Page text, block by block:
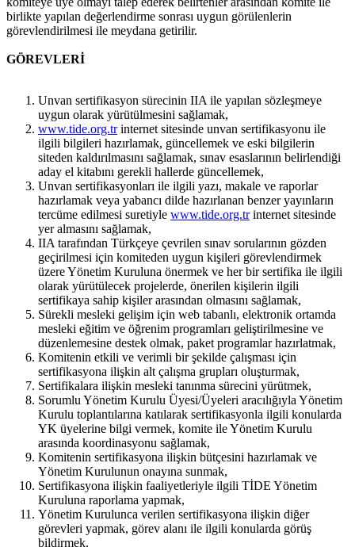
birlikte yapılan değerlendirme sonrası uygun görülenlerin
görevlendirilmesi ile meydana getirilir.
GÖREVLERİ
Unvan sertifikasyon sürecinin IIA ile yapılan sözleşmeye
uygun olarak yürütülmesini sağlamak,
www.tide.org.trinternet sitesinde unvan sertifikasyonu ile
ilgili bilgileri hazırlamak, güncellemek ve eski bilgilerin
siteden kaldırılmasını sağlamak, sınav esaslarının belirlendiği
aday el kitabını gerekli hallerde güncellemek,
Unvan sertifikasyonları ile ilgili yazı, makale ve raporlar
hazırlamak veya yabancı dilde hazırlanan benzer yayınların
tercüme edilmesi suretiyle www.tide.org.trinternet sitesinde
yer almasını sağlamak,
IIA tarafından Türkçeye çevrilen sınav sorularının gözden
geçirilmesi için komiteden uygun kişileri görevlendirmek
üzere Yönetim Kuruluna önermek ve her bir sertifika ile ilgili
olarak yürütülecek projelerde, önerilen kişilerin ilgili
sertifikaya sahip kişiler arasından olmasını sağlamak,
Sürekli mesleki gelişim için web tabanlı, elektronik ortamda
mesleki eğitim ve öğrenim programları geliştirilmesine ve
düzenlemesine destek olmak, paket programlar hazırlatmak,
Komitenin etkili ve verimli bir şekilde çalışması için
sertifikasyona ilişkin alt çalışma grupları oluşturmak,
Sertifikalara ilişkin mesleki tanınma sürecini yürütmek,
Sorumlu Yönetim Kurulu Üyesi/Üyeleri aracılığıyla Yönetim
Kurulu toplantılarına katılarak sertifikasyonla ilgili konularda
YK üyelerine bilgi vermek, komite ile Yönetim Kurulu
arasında koordinasyonu sağlamak,
Komitenin sertifikasyona ilişkin bütçesini hazırlamak ve
Yönetim Kurulunun onayına sunmak,
Sertifikasyona ilişkin faaliyetleriyle ilgili TİDE Yönetim
Kuruluna raporlama yapmak,
Yönetim Kurulunca verilen sertifikasyona ilişkin diğer
görevleri yapmak, görev alanı ile ilgili konularda görüş
bildirmek.